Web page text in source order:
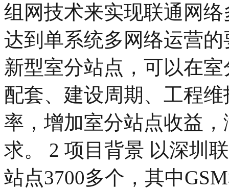
组网技术来实现联通网
达到单系统多网络运营
新型室分站点，可以在
配套、建设周期、工程
率，增加室分站点收益
求。 2 项目背景 以深圳
站点3700多个，其中